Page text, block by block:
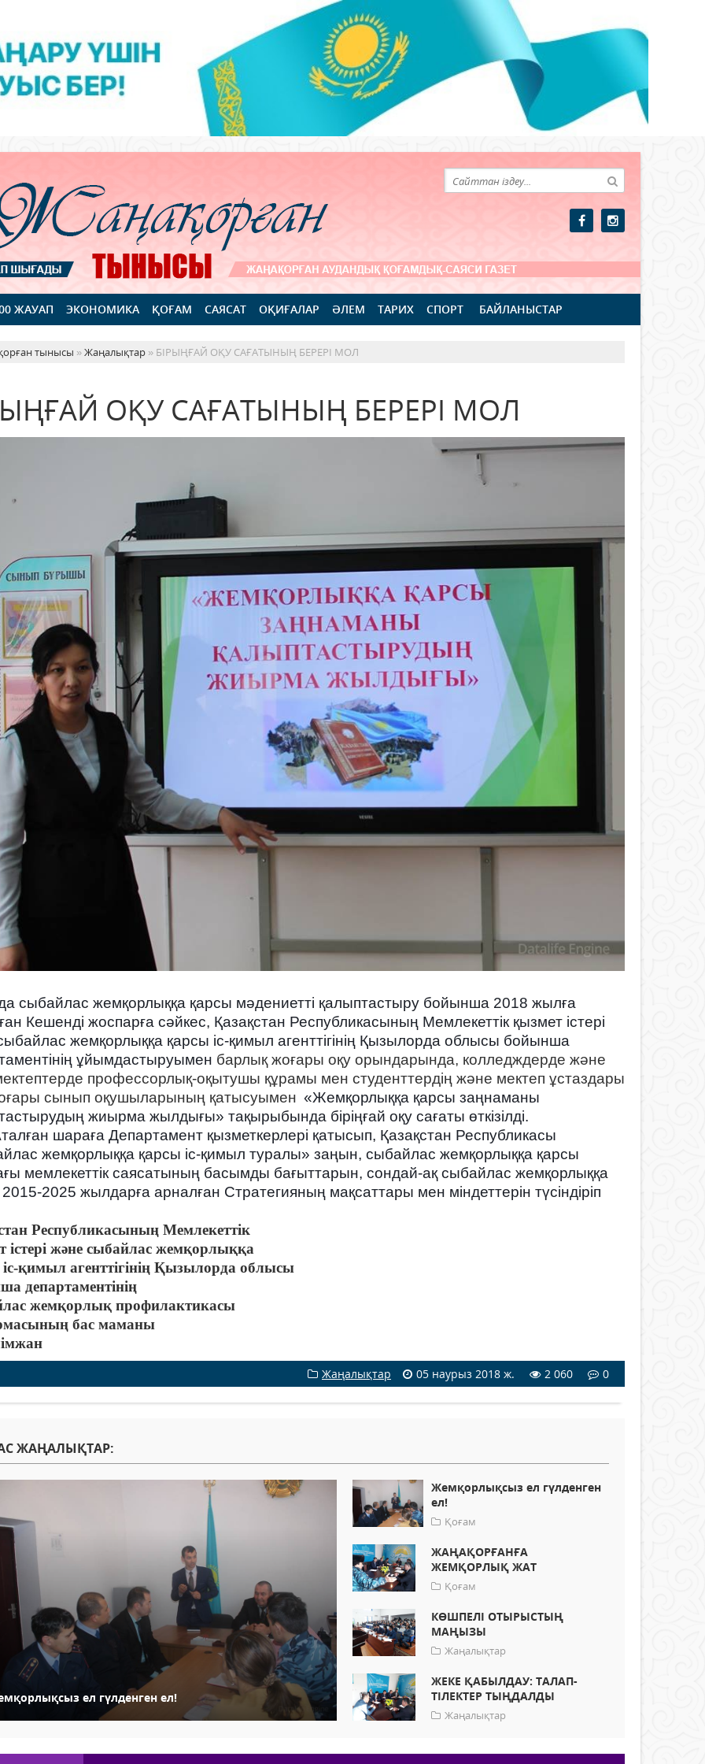
ЖАУАП ЭКОНОМИКА ҚОҒАМ САЯСАТ ОҚИҒАЛАР ӘЛЕМ ТАРИХ СПОРТ БАЙЛАНЫСТАР
тынысы »Жаңалықтар » БІРЫҢҒАЙ ОҚУ САҒАТЫНЫҢ БЕРЕРІ МОЛ
ОҚУ САҒАТЫНЫҢ БЕРЕРІ МОЛ
сыбайлас жемқорлыққа қарсы мәдениетті қалыптастыру бойынша 2018 жылға
Кешенді жоспарға сәйкес, Қазақстан Республикасының Мемлекеттік қызмет істері
жемқорлыққа қарсы іс-қимыл агенттігінің Қызылорда облысы бойынша
ұйымдастыруымен барлық жоғары оқу орындарында, колледждерде және
профессорлық-оқытушы құрамы мен студенттердің және мектеп ұстаздары
сынып оқушыларының қатысуымен «Жемқорлыққа қарсы заңнаманы
жиырма жылдығы» тақырыбында біріңғай оқу сағаты өткізілді.
шараға Департамент қызметкерлері қатысып, Қазақстан Республикасы
жемқорлыққа қарсы іс-қимыл туралы» заңын, сыбайлас жемқорлыққа қарсы
мемлекеттік саясатының басымды бағыттарын, сондай-ақ сыбайлас жемқорлыққа
2025 жылдарға арналған Стратегияның мақсаттары мен міндеттерін түсіндіріп
Республикасының Мемлекеттік
істері және сыбайлас жемқорлыққа
қимыл агенттігінің Қызылорда облысы
департаментінің
жемқорлық профилактикасы
бас маманы
Жаңалықтар 05 наурыз 2018 ж. 2 060 0
ЖАҢАЛЫҚТАР:
ел гүлденген ел!
Жемқорлықсыз ел гүлденген
ел!
Қоғам
ЖАҢАҚОРҒАНҒА
ЖЕМҚОРЛЫҚ ЖАТ
Қоғам
КӨШПЕЛІ ОТЫРЫСТЫҢ
МАҢЫЗЫ
Жаңалықтар
ЖЕКЕ ҚАБЫЛДАУ: ТАЛАП-
ТІЛЕКТЕР ТЫҢДАЛДЫ
Жаңалықтар